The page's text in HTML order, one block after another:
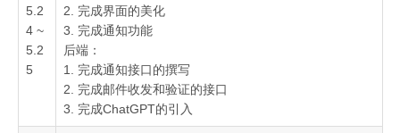
5.2
4 ~
5.2
5
2. 完成界面的美化
3. 完成通知功能
后端：
1. 完成通知接口的撰写
2. 完成邮件收发和验证的接口
3. 完成ChatGPT的引入